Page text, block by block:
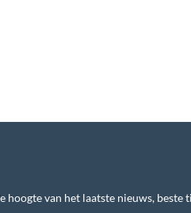
van het laatste nieuws, beste